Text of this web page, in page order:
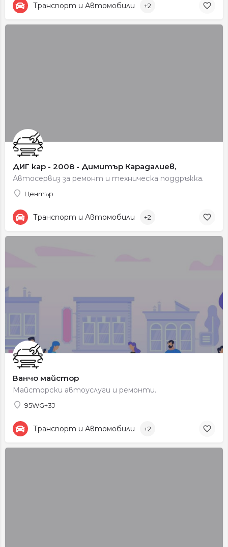
Транспорт и Автомобили +2
ДИГ кар - 2008 - Димитър Карадалиев,
Автосервиз за ремонт и техническа поддръжка.
Център
Транспорт и Автомобили +2
Ванчо майстор
Майсторски автоуслуги и ремонти.
95WG+3J
Транспорт и Автомобили +2